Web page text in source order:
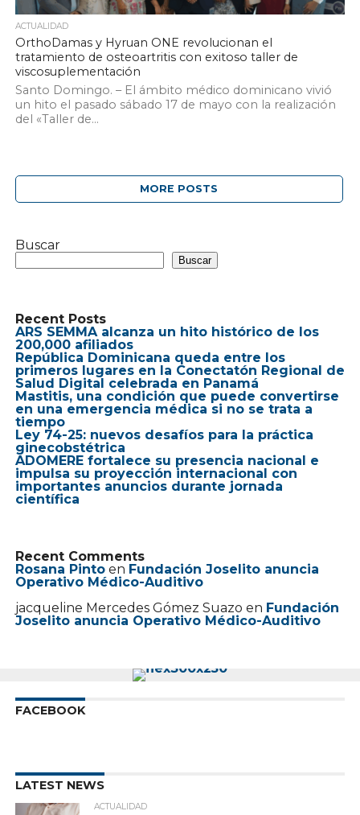
ACTUALIDAD
OrthoDamas y Hyruan ONE revolucionan el
tratamiento de osteoartritis con exitoso taller de
viscosuplementación
Santo Domingo. – El ámbito médico dominicano vivió
un hito el pasado sábado 17 de mayo con la realización
del «Taller de...
MORE POSTS
Buscar
Buscar
Recent Posts
ARS SEMMA alcanza un hito histórico de los
200,000 afiliados
República Dominicana queda entre los
primeros lugares en la Conectatón Regional de
Salud Digital celebrada en Panamá
Mastitis, una condición que puede convertirse
en una emergencia médica si no se trata a
tiempo
Ley 74-25: nuevos desafíos para la práctica
ginecobstétrica
ADOMERE fortalece su presencia nacional e
impulsa su proyección internacional con
importantes anuncios durante jornada
científica
Recent Comments
Rosana Pintoen Fundación Joselito anuncia
Operativo Médico-Auditivo
jacqueline Mercedes Gómez Suazo en Fundación
Joselito anuncia Operativo Médico-Auditivo
FACEBOOK
LATEST NEWS
ACTUALIDAD